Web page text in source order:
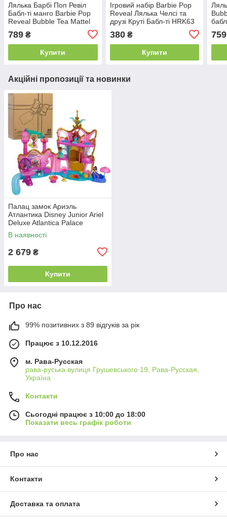
Лялька Барбі Поп Ревіл
Бабл-ті манго Barbie Pop
Reveal Bubble Tea Mattel
789 ₴
Купити
Ігровий набір Barbie Pop
Reveal Лялька Челсі та
друзі Круті Бабл-ті HRK63
380₴
Купити
759
Акційні пропозиції та новинки
Палац замок Ариэль
Атлантика Disney Junior Ariel
Deluxe Atlantica Palace
В наявності
2 679 ₴
Купити
Про нас
99% позитивних з 89 відгуків за рік
Працює з 10.12.2016
м. Рава-Русская
рава-руська вулиця Грушевського 19, Рава-Русская,
Україна
Контакти
Сьогодні працює з 10:00 до 18:00
Показати весь графік роботи
Про нас
Контакти
Доставка та оплата